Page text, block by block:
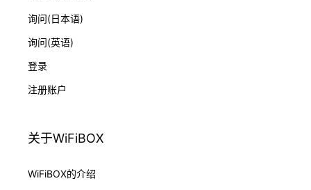
询问(日本语)
询问(英语)
登录
注册账户
关于WiFiBOX
WiFiBOX的介绍